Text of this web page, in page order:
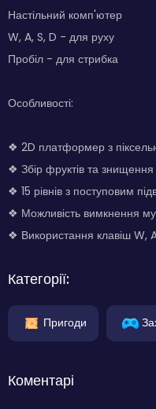
Настільний комп'ютер
W, A, S, D - для руху
Пробіл - для стрибка
Особливості:
❖ 2D платформер з
❖ Збір фруктів та знищення
❖ 15 рівнів з поступовим
❖ Можливість вимкнення
❖ Використання клавіш W,
Категорії:
Пригоди
Коментарі